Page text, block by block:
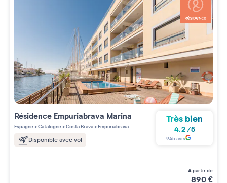
Résidence Empuriabrava Marina
Espagne>Catalogne>Costa Brava>Empuriabrava
Disponible avec vol
Très bien
4.2/5
945avis
à partir de
890€